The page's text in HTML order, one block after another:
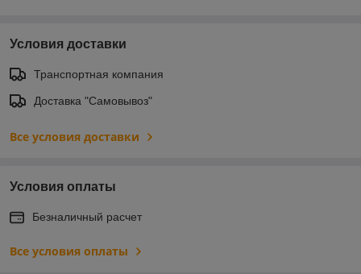
Условия доставки
Транспортная компания
Доставка "Самовывоз"
Все условия доставки
Условия оплаты
Безналичный расчет
Все условия оплаты